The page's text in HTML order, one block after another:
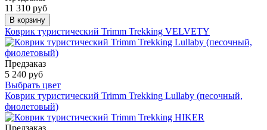
11 310 руб
В корзину
Коврик туристический Trimm Trekking VELVETY
Предзаказ
5 240 руб
Выбрать цвет
Коврик туристический Trimm Trekking Lullaby (песочный,
фиолетовый)
Предзаказ